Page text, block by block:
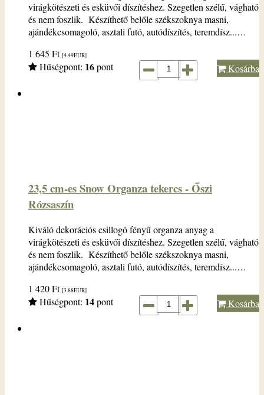
virágkötészeti és esküvői díszítéshez. Szegetlen szélű, vágható
és nem foszlik. Készíthető belőle székszoknya masni,
ajándékcsomagoló, asztali futó, autódíszítés, teremdísz...…
1 645 Ft [4.49EUR]
Hűségpont: 16pont Kosárba
23,5 cm-es Snow Organza tekercs - Őszi
Rózsaszín
Kiváló dekorációs csillogó fényű organza anyag a
virágkötészeti és esküvői díszítéshez. Szegetlen szélű, vágható
és nem foszlik. Készíthető belőle székszoknya masni,
ajándékcsomagoló, asztali futó, autódíszítés, teremdísz...…
1 420Ft [3.88EUR]
Hűségpont: 14pont Kosárba